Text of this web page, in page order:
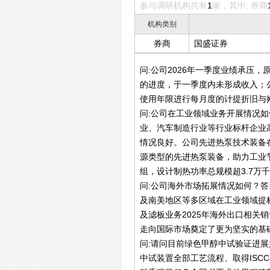
参与调研机构共有1 家，其中: 券商
机构类别
券商 国盛证券
问:公司2026年一季度业绩承压，
的进度，于一季度内未形成收入
使用年限进行每月度的计提折旧
问:公司在工业领域业务开展情况
业、汽车制造行业等行业标杆企
情况良好。公司先进热泵技术装
源类型的先进热泵装备，助力工
组，设计制热功率总规模超3.7万
问:公司海外市场拓展情况如何？
及南美地区等多区域在工业领域
及滤板业务2025年海外出口相关
走向国际市场奠定了更为坚实的基
问:请问目前绿色甲醇中试验证进
中试装置全部工艺流程、取得